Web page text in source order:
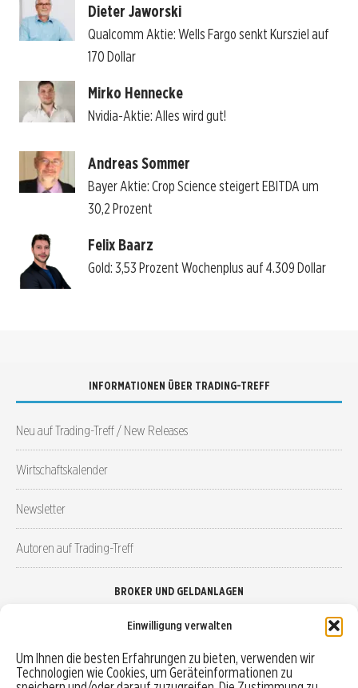
Einwilligung verwalten
Um Ihnen die besten Erfahrungen zu bieten, verwenden wir
Technologien wie Cookies, um Geräteinformationen zu
Dieter Jaworski
Qualcomm Aktie: Wells Fargo senkt Kursziel auf
170 Dollar
Mirko Hennecke
Nvidia-Aktie: Alles wird gut!
Andreas Sommer
Bayer Aktie: Crop Science steigert EBITDA um
30,2 Prozent
Felix Baarz
Gold: 3,53 Prozent Wochenplus auf 4.309 Dollar
INFORMATIONEN ÜBER TRADING-TREFF
Neu auf Trading-Treff / New Releases
Wirtschaftskalender
Newsletter
Autoren auf Trading-Treff
BROKER UND GELDANLAGEN
Robo-Advisor vergleichen